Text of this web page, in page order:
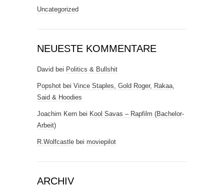
Uncategorized
NEUESTE KOMMENTARE
David bei Politics & Bullshit
Popshot bei Vince Staples, Gold Roger, Rakaa,
Said & Hoodies
Joachim Kern bei Kool Savas – Rapfilm (Bachelor-
Arbeit)
R.Wolfcastle bei moviepilot
ARCHIV